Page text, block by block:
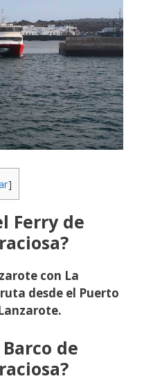
]
Ferry de
con La
desde el Puerto
de